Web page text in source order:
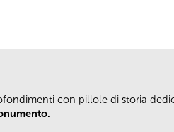
con pillole di storia